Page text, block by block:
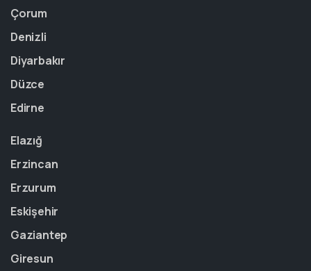
Çorum
Denizli
Diyarbakır
Düzce
Edirne
Elazığ
Erzincan
Erzurum
Eskişehir
Gaziantep
Giresun